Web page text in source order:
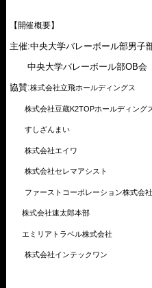
【開催概要】
主催:中央大学バレーボール部男子
中央大学バレーボール部OB会
協賛:株式会社立飛ホールディングス
株式会社豆蔵K2TOPホールディング
すしざんまい
株式会社エイワ
株式会社セレマアシスト
ファーストコーポレーション株式会社
株式会社速太郎本部
エミリアトラベル株式会社
株式会社インテックワン